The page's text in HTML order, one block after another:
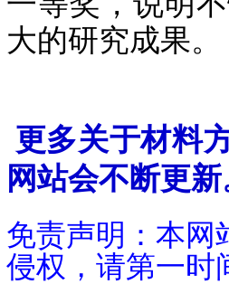
大的研究成果。
更多关于材料
网站会不断更
免责声明：本网
侵权，请第一时